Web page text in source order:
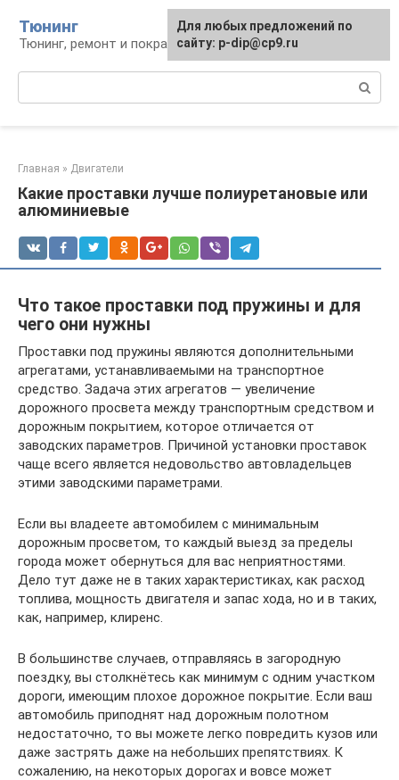
контенту
Тюнинг
Тюнинг, ремонт и покраска автомобиля
Главная » Двигатели
Какие проставки лучше полиуретановые или
алюминиевые
Что такое проставки под пружины и для
чего они нужны
Проставки под пружины являются дополнительными
агрегатами, устанавливаемыми на транспортное
средство. Задача этих агрегатов — увеличение
дорожного просвета между транспортным средством и
дорожным покрытием, которое отличается от
заводских параметров. Причиной установки проставок
чаще всего является недовольство автовладельцев
этими заводскими параметрами.
Если вы владеете автомобилем с минимальным
дорожным просветом, то каждый выезд за пределы
города может обернуться для вас неприятностями.
Дело тут даже не в таких характеристиках, как расход
топлива, мощность двигателя и запас хода, но и в таких,
как, например, клиренс.
В большинстве случаев, отправляясь в загородную
поездку, вы столкнётесь как минимум с одним участком
дороги, имеющим плохое дорожное покрытие. Если ваш
автомобиль приподнят над дорожным полотном
недостаточно, то вы можете легко повредить кузов или
даже застрять даже на небольших препятствиях. К
сожалению, на некоторых дорогах и вовсе может
Для любых предложений по
сайту: p-dip@cp9.ru